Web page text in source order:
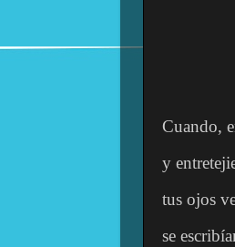
Cuando,
y
tus ojos
se